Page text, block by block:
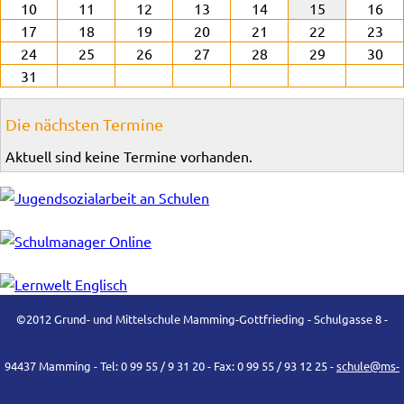
10
11 12 13 14 15
16
17
18 19 20 21 22
23
24
25 26 27 28 29
30
31
Die nächsten Termine
Aktuell sind keine Termine vorhanden.
©2012 Grund- und Mittelschule Mamming-Gottfrieding - Schulgasse 8 -
94437 Mamming - Tel: 0 99 55 / 9 31 20 - Fax: 0 99 55 / 93 12 25 -schule@ms-